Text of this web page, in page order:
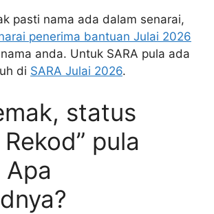
pasti nama ada dalam senarai,
penerima bantuan Julai 2026
anda. Untuk SARA pula ada
di SARA Julai 2026.
status
pula
Apa